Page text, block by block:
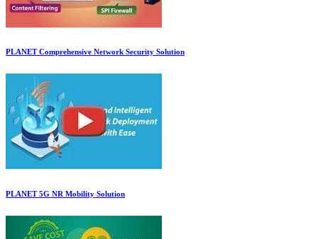
PLANET Comprehensive Network Security Solution
PLANET 5G NR Mobility Solution